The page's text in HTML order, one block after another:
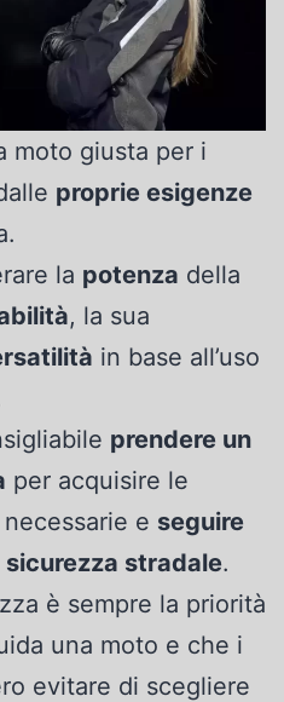
moto giusta per i
proprie esigenze
la potenza della
, la sua
in base all’uso
prendere un
per acquisire le
e seguire
stradale.
è sempre la priorità
una moto e che i
evitare di scegliere